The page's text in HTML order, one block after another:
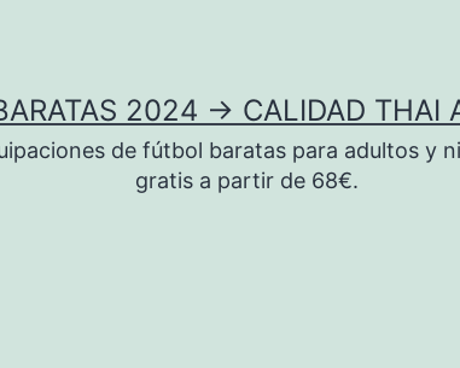
2024 → CALIDAD THAI
de fútbol baratas para adultos y
gratis a partir de 68€.